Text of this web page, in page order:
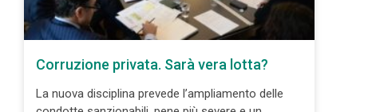
Corruzione privata. Sarà vera lotta?
La nuova disciplina prevede l’ampliamento delle